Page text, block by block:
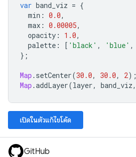
var band_viz = {
min : 0.0,
max : 0.00005,
opacity : 1.0,
palette : [ 'black' , 'blue' ,
};
Map . setCenter(30.0, 30.0, 2);
Map .addLayer(layer, band_viz,
เปิดในตัวแก้ไขโค้ด
GitHub